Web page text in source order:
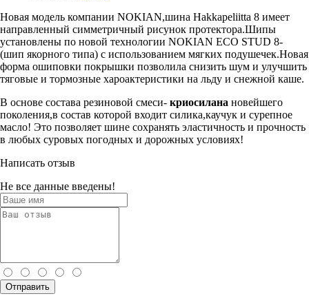
Новая модель компании NOKIAN,шина Hakkapeliitta 8 имеет
направленный симметричный рисунок протектора.Шипы
установлены по новой технологии NOKIAN ECO STUD 8-
(шип якорного типа) с использованием мягких подушечек.Новая
форма ошиповки покрышки позволила снизить шум и улучшить
тяговые и тормозные хароактеристики на льду и снежной каше.
В основе состава резиновой смеси- криосилана новейшего
поколения,в состав которой входит силика,каучук и сурепное
масло! Это позволяет шине сохранять эластичность и прочность
в любых суровых погодных и дорожных условиях!
Написать отзыв
Не все данные введены!
Отправить